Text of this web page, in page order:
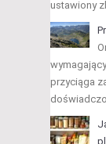
ustawiony
przyciąga